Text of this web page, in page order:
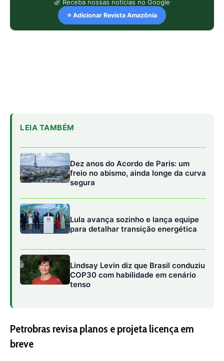
🌿 Receba nossas notícias no Google
⭐ Adicionar Revista Amazônia
LEIA TAMBÉM
Dez anos do Acordo de Paris: um
freio no abismo, ainda longe da curva
segura
Lula avança sozinho e lança equipe
para detalhar transição energética
Lindsay Levin diz que Brasil conduziu
COP30 com habilidade em cenário
tenso
Petrobras revisa planos e projeta licença em
breve